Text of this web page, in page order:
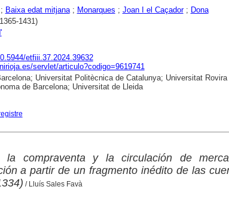
Baixa edat mitjana; Monarques ; Joan I el Caçador; Dona
1431)
etfiii.37.2024.39632
servlet/articulo?codigo=9619741
Universitat Politècnica de Catalunya; Universitat
de Barcelona; Universitat de Lleida
la compraventa y la circulación de
a partir de un fragmento inédito de las
/ Lluís Sales Favà